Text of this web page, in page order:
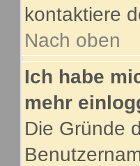
kontaktiere
Nach oben
Ich habe
mehr
Die Gründe